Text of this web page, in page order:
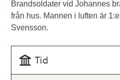
Brandsoldater vid Johannes
från hus. Mannen i luften är
Svensson.
Tid